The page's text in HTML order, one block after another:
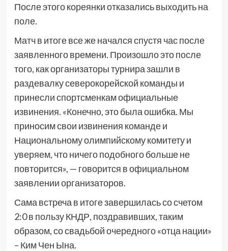
После этого кореянки отказались выходить на
поле.
Матч в итоге все же начался спустя час после
заявленного времени. Произошло это после
того, как организаторы турнира зашли в
раздевалку северокорейской команды и
принесли спортсменкам официальные
извинения. «Конечно, это была ошибка. Мы
приносим свои извинения команде и
Национальному олимпийскому комитету и
уверяем, что ничего подобного больше не
повторится», — говорится в официальном
заявлении организаторов.
Сама встреча в итоге завершилась со счетом
2:0 в пользу КНДР, поздравивших, таким
образом, со свадьбой очередного «отца нации»
– Ким Чен Ына.